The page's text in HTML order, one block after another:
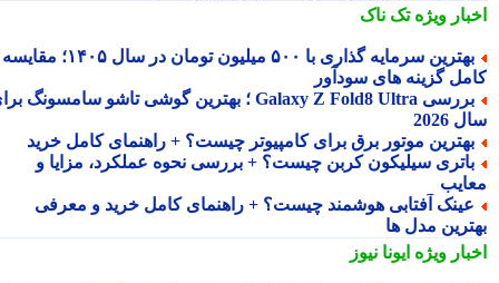
ویژهتک ناک
بهترین سرمایه گذاری با ۵۰۰ میلیون تومان در سال ۱۴۰۵؛ مقایسه
گزینه های سودآور
بررسی Galaxy Z Fold8 Ultra ؛ بهترین گوشی تاشو سامسونگ برای
2026
موتور برق برای کامپیوتر چیست؟ + راهنمای کامل خرید
سیلیکون کربن چیست؟ + بررسی نحوه عملکرد، مزایا و
آفتابی هوشمند چیست؟ + راهنمای کامل خرید و معرفی
مدل ها
ویژهایونا نیوز